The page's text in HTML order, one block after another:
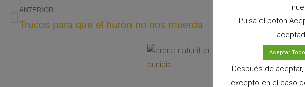
ANTERIOR
Trucos para que el hurón no nos muerda El
Pulsa el botón
Aceptar Todo
Después de
excepto en el caso